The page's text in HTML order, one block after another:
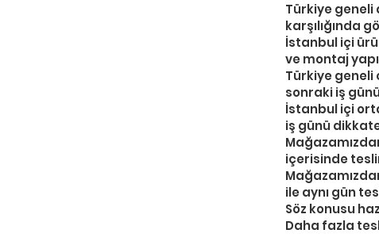
Türkiye geneli
karşılığında
İstanbul içi
ve montaj
Türkiye geneli
sonraki iş
İstanbul içi
iş günü dikkate
içerisinde
ile aynı gün
Söz konusu
Daha fazla